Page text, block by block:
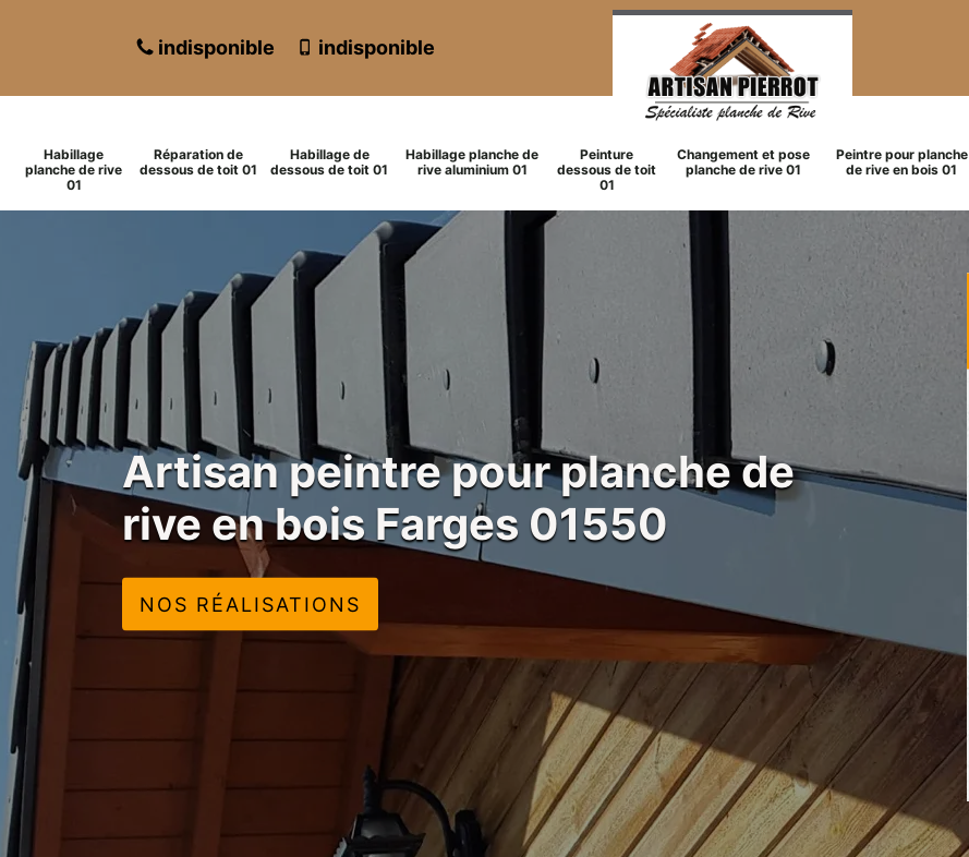
indisponible indisponible
Habillage
planche de rive
01
Réparation de
dessous de toit 01
Habillage de
dessous de toit 01
Habillage planche de
rive aluminium 01
Peinture
dessous de toit
01
Changement et pose
planche de rive 01
Peintre pour planche
de rive en bois 01
Artisan peintre pour planche de
rive en bois Farges 01550
NOS RÉALISATIONS